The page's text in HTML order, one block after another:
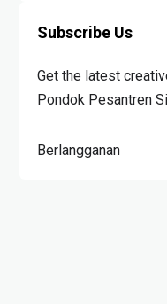
Subscribe Us
Get the latest
Pondok Pesantren
Berlangganan